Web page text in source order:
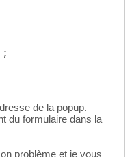
;
de la popup.
du formulaire dans la
problème et je vous